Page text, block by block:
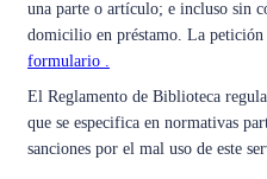
una parte o artículo; e incluso sin
domicilio en préstamo. La petición
formulario .
El Reglamento de Biblioteca
que se especifica en normativas
sanciones por el mal uso de este